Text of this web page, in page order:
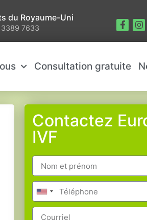
du Royaume-Uni
7633
Consultation gratuite
Contactez
IVF